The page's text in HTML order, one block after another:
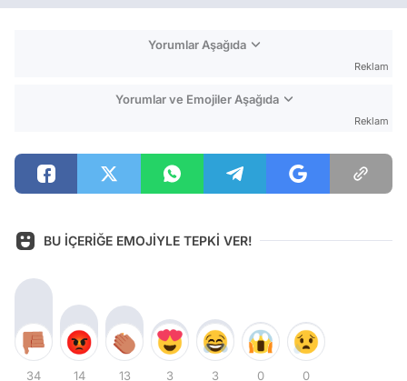
Yorumlar Aşağıda
Reklam
Yorumlar ve Emojiler Aşağıda
Reklam
BU İÇERİĞE EMOJİYLE TEPKİ VER!
34 14 13 3 3 0 0